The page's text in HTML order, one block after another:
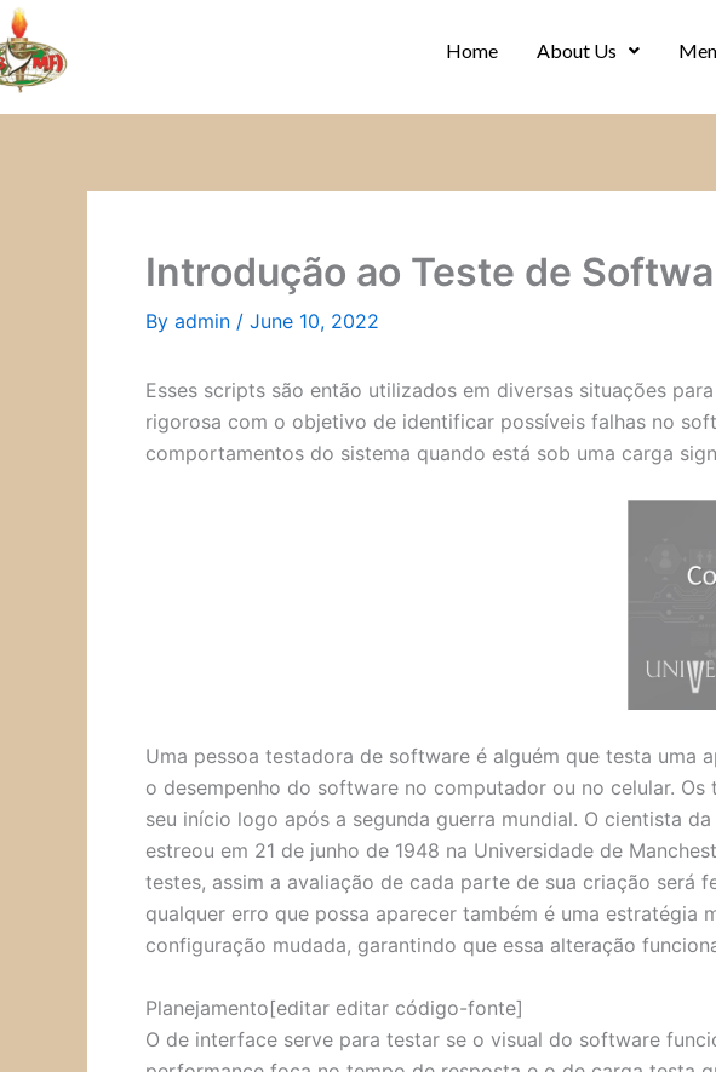
Skip
to
content
Home About Us
Introdução ao Teste de
By admin / June 10, 2022
Esses scripts são então utilizados em diversas situações
rigorosa com o objetivo de identificar possíveis falhas no
comportamentos do sistema quando está sob uma carga
Uma pessoa testadora de software é alguém que testa uma
o desempenho do software no computador ou no celular.
seu início logo após a segunda guerra mundial. O cientista
estreou em 21 de junho de 1948 na Universidade de
testes, assim a avaliação de cada parte de sua criação
qualquer erro que possa aparecer também é uma
configuração mudada, garantindo que essa alteração
Planejamento[editar editar código-fonte]
O de interface serve para testar se o visual do software